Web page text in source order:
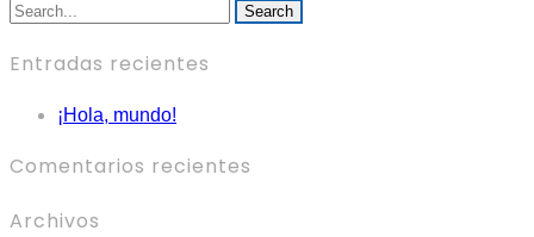
Search
Entradas recientes
¡Hola, mundo!
Comentarios recientes
Archivos